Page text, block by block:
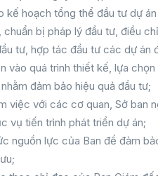
kế hoạch tổng thể đầu tư dự
chuẩn bị pháp lý đầu tư, điều
tư, hợp tác đầu tư các dự án
vào quá trình thiết kế, lựa
đảm bảo hiệu quả đầu tư;
việc với các cơ quan, Sở ban
vụ tiến trình phát triển dự án;
nguồn lực của Ban để đảm